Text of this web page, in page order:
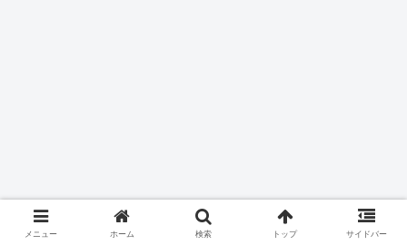
メニュー ホーム 検索 トップ サイドバー